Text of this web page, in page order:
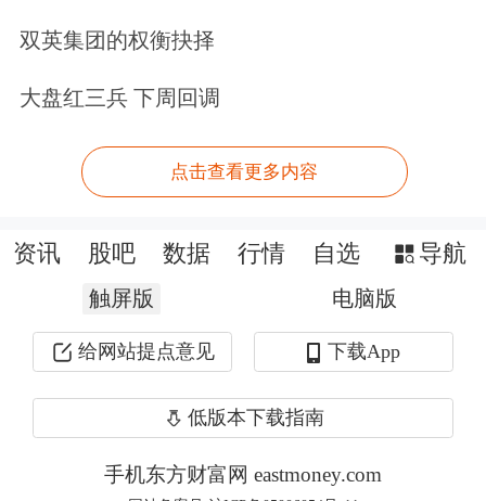
始集中出台一些具有收缩性的政策，如
房地产调控、“双减”、互联网反垄断
预期，对市场造成的影响也比较大，例
交叉违约的压力。
“预期不好，再加上个别行业的整顿，
以及疫情本身带来的一些行业的休克。
也使大家的收入受到影响，消费自然也
就很难支撑。”水皮说道。
双英集团的权衡抉择
大盘红三兵 下周回调
点击查看更多内容
资讯 股吧 数据 行情 自选 导航
触屏版 电脑版
给网站提点意见 下载App
低版本下载指南
手机东方财富网 eastmoney.com